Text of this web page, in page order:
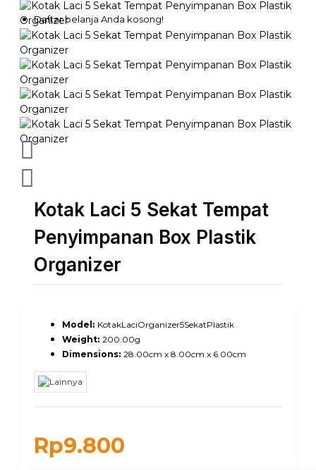
Daftar belanja Anda kosong!
Kotak Laci 5 Sekat Tempat
Penyimpanan Box Plastik
Organizer
Rp9.800
Model: KotakLaciOrganizer5SekatPlastik
Weight: 200.00g
Dimensions: 28.00cm x 8.00cm x 6.00cm